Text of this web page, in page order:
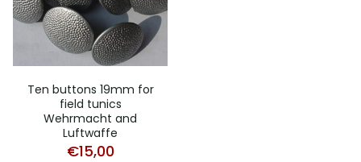
Ten buttons 19mm for
field tunics
Wehrmacht and
Luftwaffe
€15,00